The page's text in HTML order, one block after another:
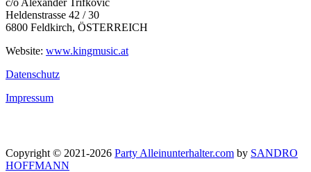
Heldenstrasse 42 / 30
6800 Feldkirch, ÖSTERREICH
Website: www.kingmusic.at
Datenschutz
Impressum
Copyright © 2021-2026 Party Alleinunterhalter.com by SANDRO
HOFFMANN